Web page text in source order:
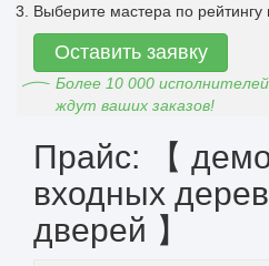
Выберите мастера по рейтингу
Оставить заявку
Более 10 000 исполнителей
ждут ваших заказов!
Прайс: 【
входных
дверей 】